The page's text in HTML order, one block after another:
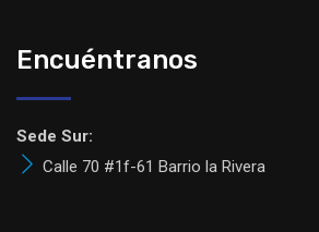
Encuéntranos
Sede Sur:
Calle 70 #1f-61 Barrio la Rivera